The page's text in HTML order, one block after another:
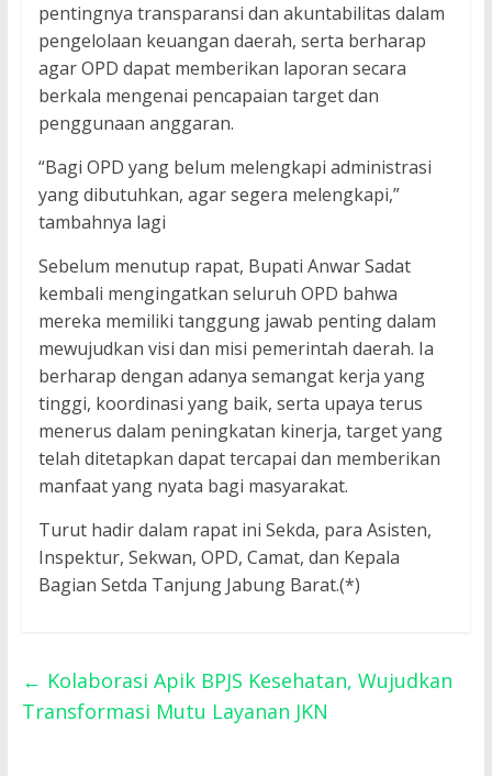
pentingnya transparansi dan akuntabilitas dalam
pengelolaan keuangan daerah, serta berharap
agar OPD dapat memberikan laporan secara
berkala mengenai pencapaian target dan
penggunaan anggaran.
“Bagi OPD yang belum melengkapi administrasi
yang dibutuhkan, agar segera melengkapi,”
tambahnya lagi
Sebelum menutup rapat, Bupati Anwar Sadat
kembali mengingatkan seluruh OPD bahwa
mereka memiliki tanggung jawab penting dalam
mewujudkan visi dan misi pemerintah daerah. Ia
berharap dengan adanya semangat kerja yang
tinggi, koordinasi yang baik, serta upaya terus
menerus dalam peningkatan kinerja, target yang
telah ditetapkan dapat tercapai dan memberikan
manfaat yang nyata bagi masyarakat.
Turut hadir dalam rapat ini Sekda, para Asisten,
Inspektur, Sekwan, OPD, Camat, dan Kepala
Bagian Setda Tanjung Jabung Barat.(*)
← Kolaborasi Apik BPJS Kesehatan, Wujudkan
Transformasi Mutu Layanan JKN